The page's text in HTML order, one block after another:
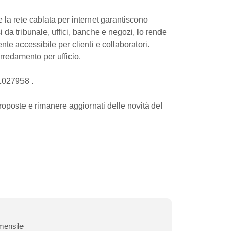
la rete cablata per internet garantiscono
tribunale, uffici, banche e negozi, lo rende
accessibile per clienti e collaboratori.
per ufficio.
.
e rimanere aggiornati delle novità del